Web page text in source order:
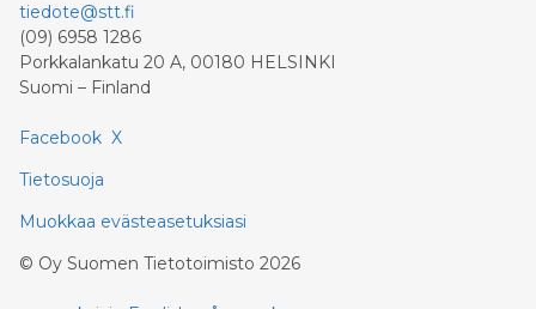
tiedote@stt.fi
(09) 6958 1286
Porkkalankatu 20 A, 00180 HELSINKI
Suomi – Finland
Facebook X
Tietosuoja
Muokkaa evästeasetuksiasi
© Oy Suomen Tietotoimisto 2026